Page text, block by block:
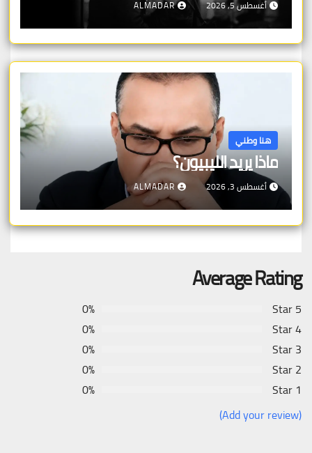
أغسطس 5, 2026 ALMADAR
هنا وطني
ماذا يريد الليبيون؟
أغسطس 3, 2026 ALMADAR
Average Rating
5 Star
0%
4 Star
0%
3 Star
0%
2 Star
0%
1 Star
0%
(Add your review)